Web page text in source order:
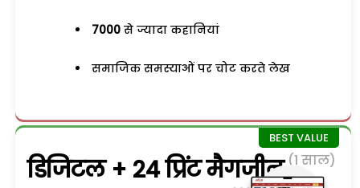
7000 से ज्यादा कहानियां
समाजिक समस्याओं पर चोट करते लेख
डिजिटल + 24 प्रिंट मैगजीन (1 साल)